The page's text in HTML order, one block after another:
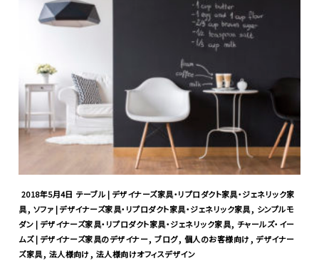
2018年5月4日 テーブル | デザイナーズ家具・リプロダクト家具・ジェネリック家
具, ソファ | デザイナーズ家具・リプロダクト家具・ジェネリック家具, シンプルモ
ダン | デザイナーズ家具・リプロダクト家具・ジェネリック家具,チャールズ・イー
ムズ | デザイナーズ家具のデザイナー,ブログ, 個人のお客様向け, デザイナー
ズ家具, 法人様向け, 法人様向けオフィスデザイン